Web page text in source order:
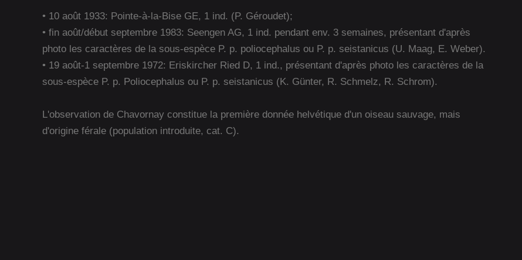
• 10 août 1933: Pointe-à-la-Bise GE, 1 ind. (P. Géroudet);
• fin août/début septembre 1983: Seengen AG, 1 ind. pendant env. 3 semaines, présentant d'après
photo les caractères de la sous-espèce P. p. poliocephalus ou P. p. seistanicus (U. Maag, E. Weber).
• 19 août-1 septembre 1972: Eriskircher Ried D, 1 ind., présentant d'après photo les caractères de la
sous-espèce P. p. Poliocephalus ou P. p. seistanicus (K. Günter, R. Schmelz, R. Schrom).
L'observation de Chavornay constitue la première donnée helvétique d'un oiseau sauvage, mais
d'origine férale (population introduite, cat. C).